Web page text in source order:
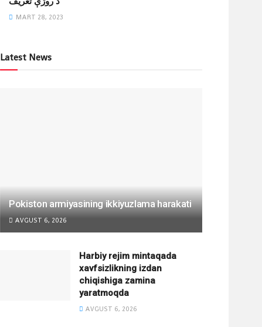
MART 28, 2023
Latest News
Pokiston armiyasining ikkiyuzlama harakati
AVGUST 6, 2026
Harbiy rejim mintaqada
xavfsizlikning izdan
chiqishiga zamina
yaratmoqda
AVGUST 6, 2026